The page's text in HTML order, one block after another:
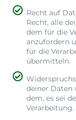
Recht auf
Recht, alle
dem für die
anzufordern
für die
übermitteln.
deiner Daten
dem, es sei
Verarbeitung.